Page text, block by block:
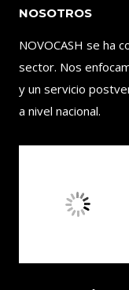
NOSOTROS
NOVOCASH se ha
sector. Nos
y un servicio
a nivel nacional.